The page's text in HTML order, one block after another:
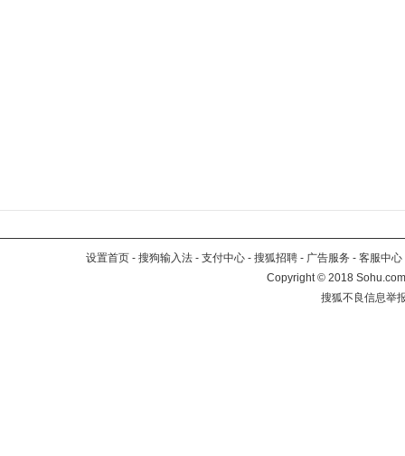
设置首页 - 搜狗输入法 - 支付中心 - 搜狐招聘 - 广告服务 - 客服中心
Copyright©2018
搜狐不良信息举